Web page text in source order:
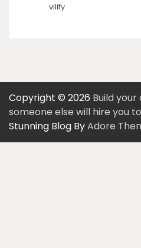
vilify
Copyright © 2026 Build
someone else will hire you
Stunning Blog ByAdore